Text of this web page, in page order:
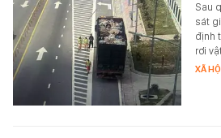
Sau
sát
định
rơi
XÃ